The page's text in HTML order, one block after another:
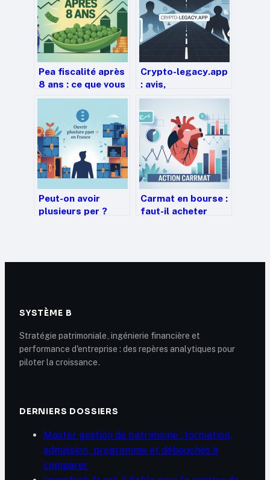
Pea fiscalité après
8 ans : ce que vous
devez vraiment
Crypto-legacy.app
: avis,
fonctionnement et
précautions avant
de vous lancer
Peut-on avoir
plusieurs per ?
retraite
Carmat en bourse :
faut-il acheter
SYSTÈME B
Stratégie patrimoniale, ingénierie financière et
performance d'entreprise : des repères analytiques pour
piloter la croissance.
DERNIERS DOSSIERS
Master gestion de patrimoine : formation,
admission, programme et débouchés à
comparer